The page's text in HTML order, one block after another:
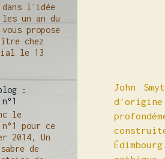
John
dans l'idée
un an du
propose
chez
le 13
:
le
n°1 pour ce
2014, Un
de